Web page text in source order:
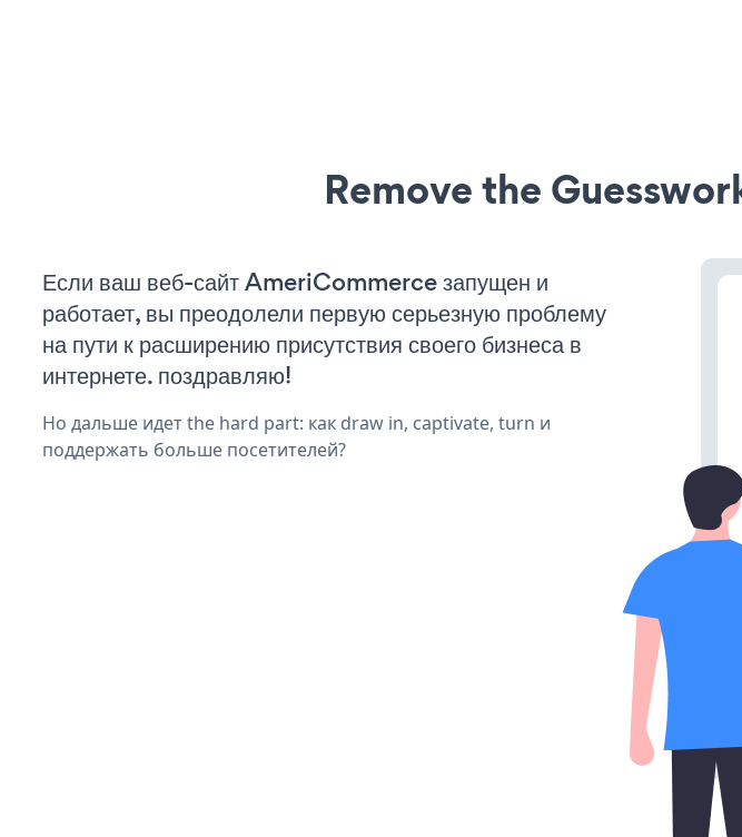
Remove the
Если ваш веб-сайт AmeriCommerce запущен и
работает, вы преодолели первую серьезную проблему
на пути к расширению присутствия своего бизнеса в
интернете. поздравляю!
Но дальше идет the hard part: как draw in, captivate, turn и
поддержать больше посетителей?